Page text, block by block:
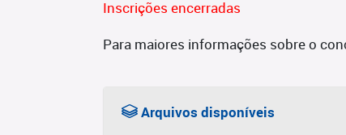
Inscrições encerradas
Para maiores informações sobre o
Arquivos disponíveis